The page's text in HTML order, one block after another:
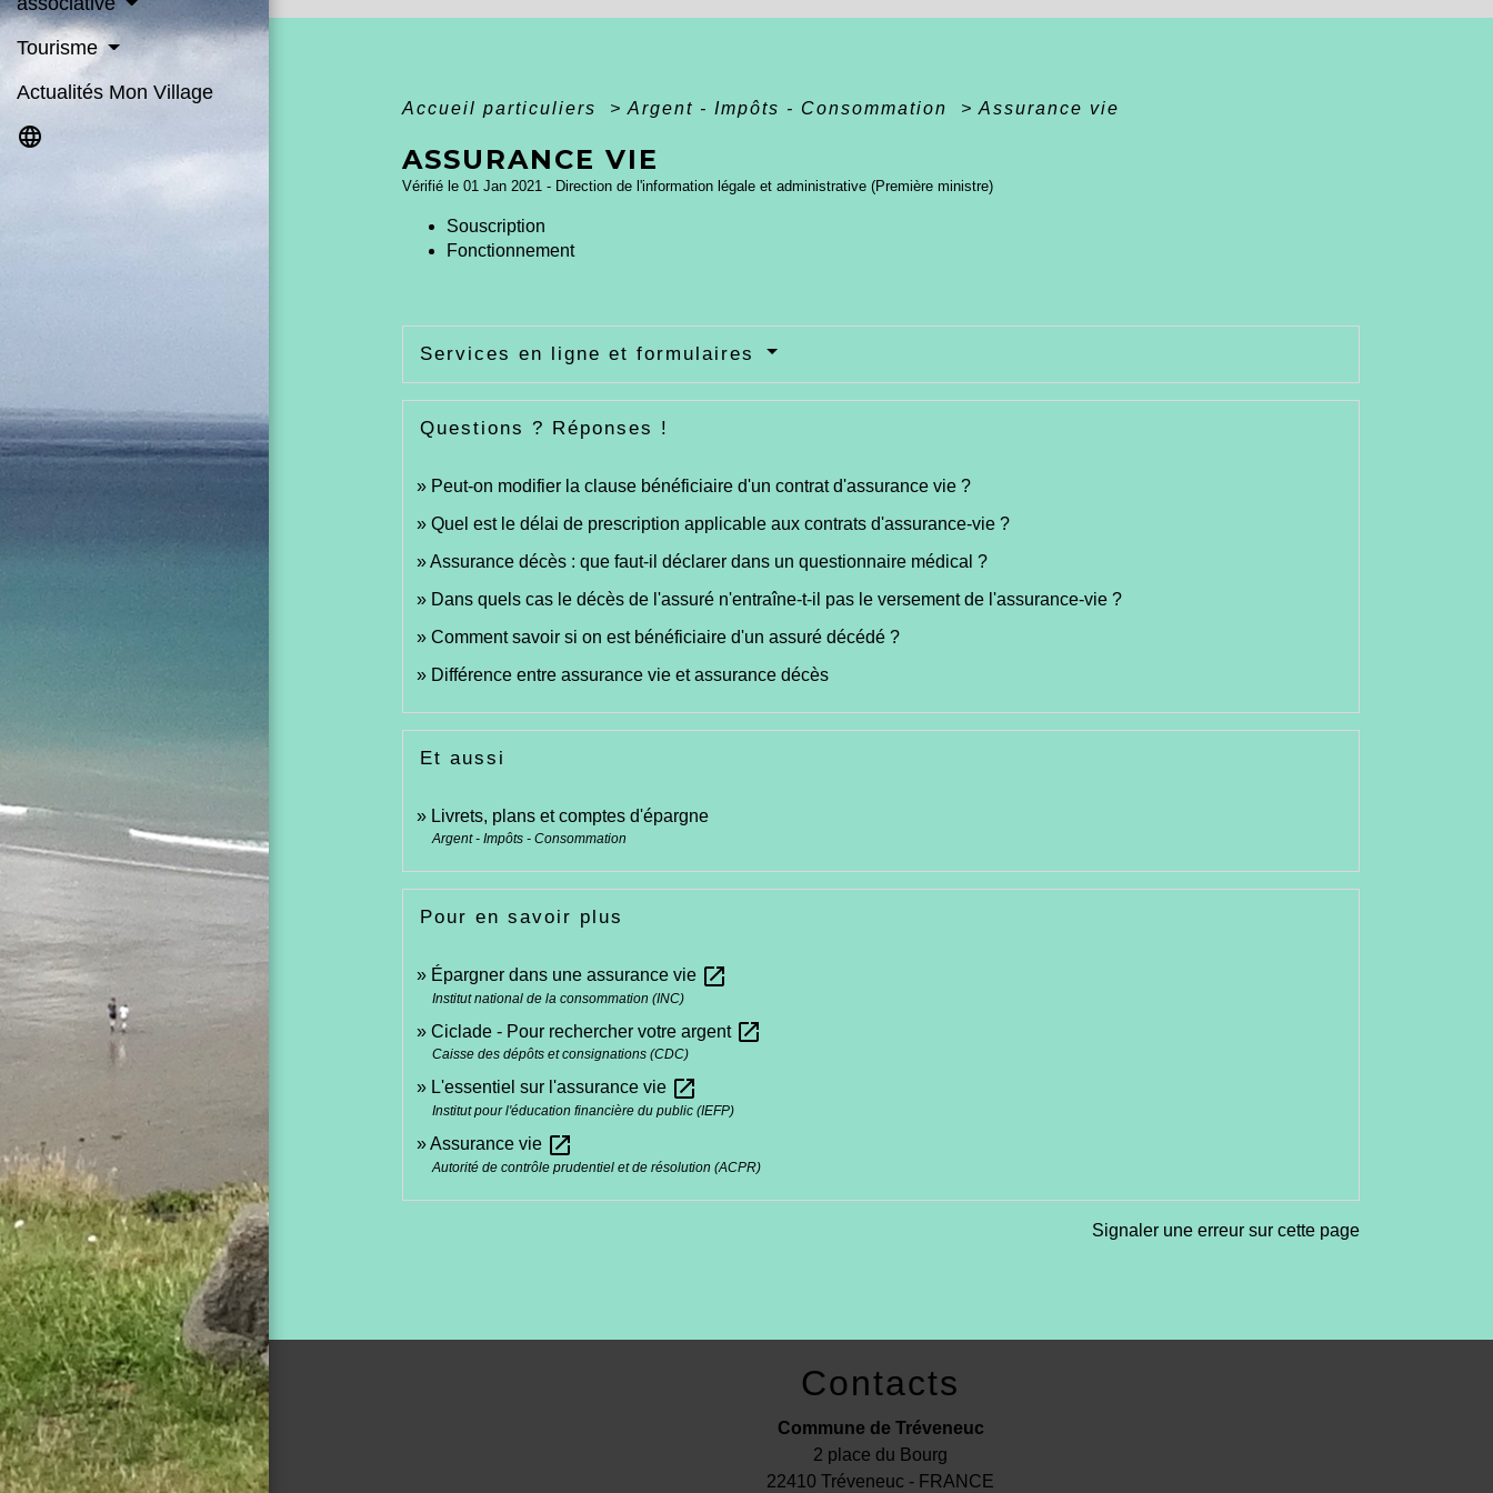
Tourisme
Actualités Mon Village
language
Accueil particuliers > Argent - Impôts - Consommation > Assurance vie
ASSURANCE VIE
Vérifié le 01 Jan 2021 - Direction de l'information légale et administrative (Première ministre)
Souscription
Fonctionnement
Services en ligne et formulaires
Questions ? Réponses !
Peut-on modifier la clause bénéficiaire d'un contrat d'assurance vie ?
Quel est le délai de prescription applicable aux contrats d'assurance-vie ?
Assurance décès : que faut-il déclarer dans un questionnaire médical ?
Dans quels cas le décès de l'assuré n'entraîne-t-il pas le versement de l'assurance-vie ?
Comment savoir si on est bénéficiaire d'un assuré décédé ?
Différence entre assurance vie et assurance décès
Et aussi
Livrets, plans et comptes d'épargne
Argent - Impôts - Consommation
Pour en savoir plus
Épargner dans une assurance vie open_in_new
Institut national de la consommation (INC)
Ciclade - Pour rechercher votre argent open_in_new
Caisse des dépôts et consignations (CDC)
L'essentiel sur l'assurance vie open_in_new
Institut pour l'éducation financière du public (IEFP)
Assurance vie open_in_new
Autorité de contrôle prudentiel et de résolution (ACPR)
Signaler une erreur sur cette page
Contacts
Commune de Tréveneuc
2 place du Bourg
22410 Tréveneuc - FRANCE